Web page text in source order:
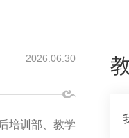
2026.06.30
培训部、教学